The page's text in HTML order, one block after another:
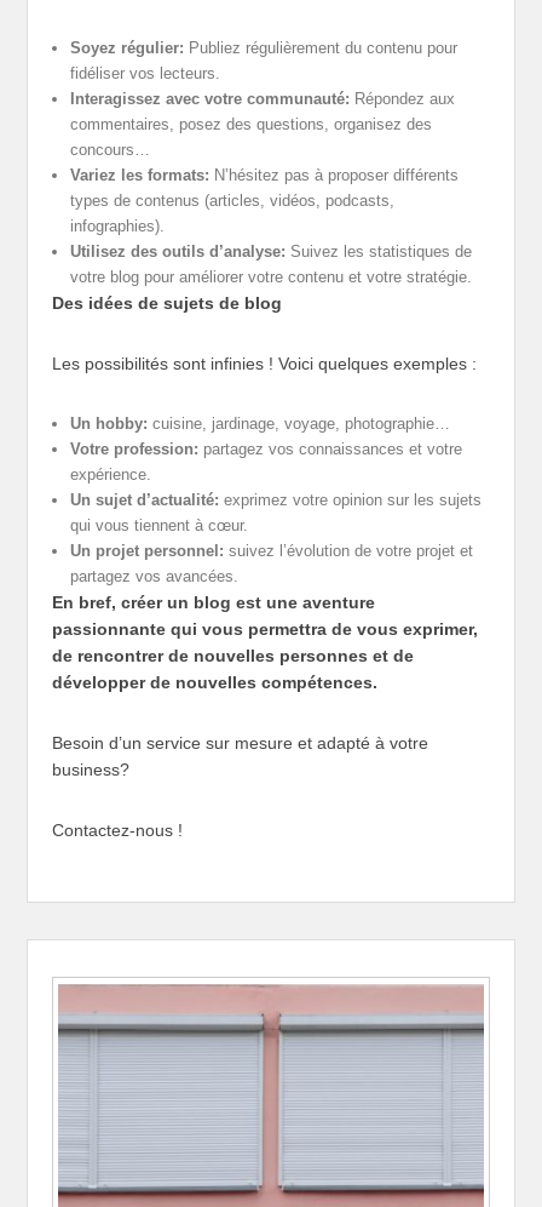
Soyez régulier: Publiez régulièrement du contenu pour
fidéliser vos lecteurs.
Interagissez avec votre communauté: Répondez aux
commentaires, posez des questions, organisez des
concours…
Variez les formats: N’hésitez pas à proposer différents
types de contenus (articles, vidéos, podcasts,
infographies).
Utilisez des outils d’analyse: Suivez les statistiques de
votre blog pour améliorer votre contenu et votre stratégie.
Des idées de sujets de blog
Les possibilités sont infinies ! Voici quelques exemples :
Un hobby: cuisine, jardinage, voyage, photographie…
Votre profession: partagez vos connaissances et votre
expérience.
Un sujet d’actualité: exprimez votre opinion sur les sujets
qui vous tiennent à cœur.
Un projet personnel: suivez l’évolution de votre projet et
partagez vos avancées.
En bref, créer un blog est une aventure
passionnante qui vous permettra de vous exprimer,
de rencontrer de nouvelles personnes et de
développer de nouvelles compétences.
Besoin d’un service sur mesure et adapté à votre
business?
Contactez-nous !